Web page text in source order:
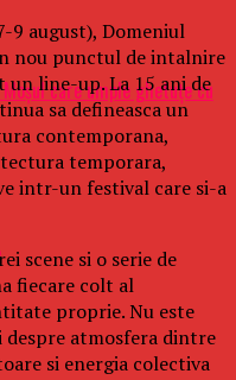
care umple ghetuţe cu
9 august), Domeniul
nou punctul de intalnire
un line-up. La 15 ani de
sa defineasca un
contemporana,
temporara,
intr-un festival care si-a
scene si o serie de
fiecare colt al
proprie. Nu este
despre atmosfera dintre
si energia colectiva